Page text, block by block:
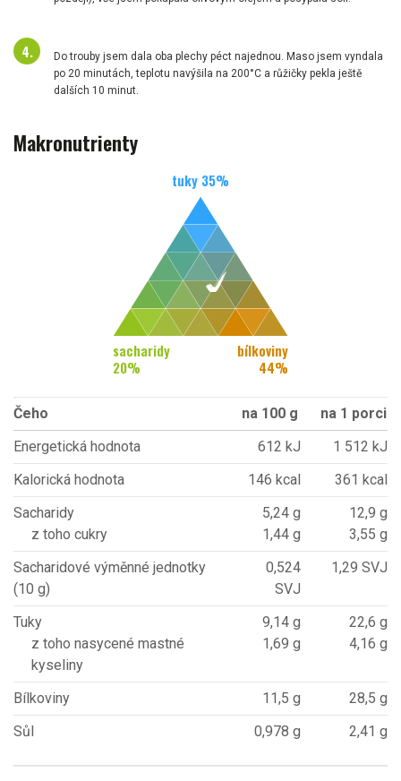
Do trouby jsem dala oba plechy péct najednou. Maso jsem vyndala
po 20 minutách, teplotu navýšila na 200°C a růžičky pekla ještě
dalších 10 minut.
Makronutrienty
tuky 35%
sacharidy
20%
bílkoviny
44%
Čeho na 100 g
na 1 porci
Energetická hodnota
612 kJ
1 512 kJ
Kalorická hodnota
146 kcal
361 kcal
Sacharidy
z toho cukry
5,24 g
1,44 g
12,9 g
3,55 g
Sacharidové výměnné jednotky
(10 g)
0,524
SVJ
1,29 SVJ
Tuky
z toho nasycené mastné
kyseliny
9,14 g
1,69 g
22,6 g
4,16 g
Bílkoviny 11,5 g
28,5 g
Sůl
0,978 g 2,41 g